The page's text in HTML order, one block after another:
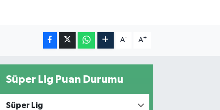
A- A+
Süper Lig Puan Durumu
Süper Lig